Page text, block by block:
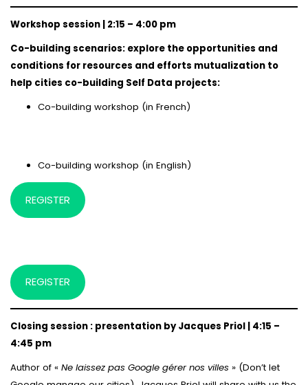
Workshop session | 2:15 – 4:00 pm
Co-building scenarios: explore the opportunities and
conditions for resources and efforts mutualization to
help cities co-building Self Data projects:
Co-building workshop (in French)
Co-building workshop (in English)
REGISTER
REGISTER
Closing session : presentation by Jacques Priol | 4:15 –
4:45 pm
Author of « Ne laissez pas Google gérer nos villes » (Don’t let